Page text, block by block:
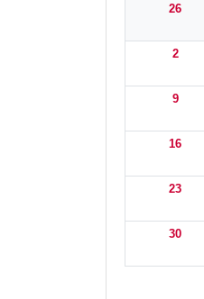
26
2
9
16
23
30